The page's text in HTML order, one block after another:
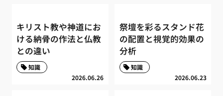
キリスト教や神道にお
ける納骨の作法と仏教
との違い
2026.06.26
知識
祭壇を彩るスタンド花
の配置と視覚的効果の
分析
2026.06.23
知識